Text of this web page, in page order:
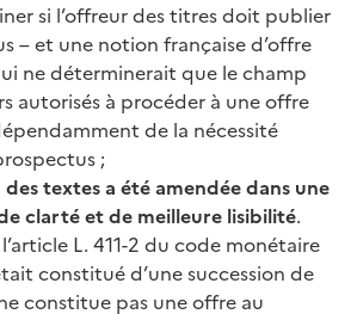
si l’offreur des titres doit publier
– et une notion française d’offre
ne déterminerait que le champ
autorisés à procéder à une offre
de la nécessité
;
textes a été amendée dans une
clarté et de meilleure lisibilité.
L. 411-2 du code monétaire
constitué d’une succession de
constitue pas une offre au